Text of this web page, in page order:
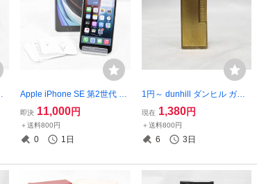
Apple iPhone SE 第2世代 M
HGQ3J/A 64GB ホワイト SI
Mロックなし BT84％ A2296
初期化済 Softbank ○ アイフ
ォン 現状品 2604-N0011M(N
即決 11,000円
＋送料800円
0 1日
1円～ dunhill ダンヒル ガス
ライター ゴールド ローラー
喫煙具 火花確認済み 喫煙グ
ッズ 現状品 20260804M(NT)
現在 1,380円
＋送料800円
6 3日